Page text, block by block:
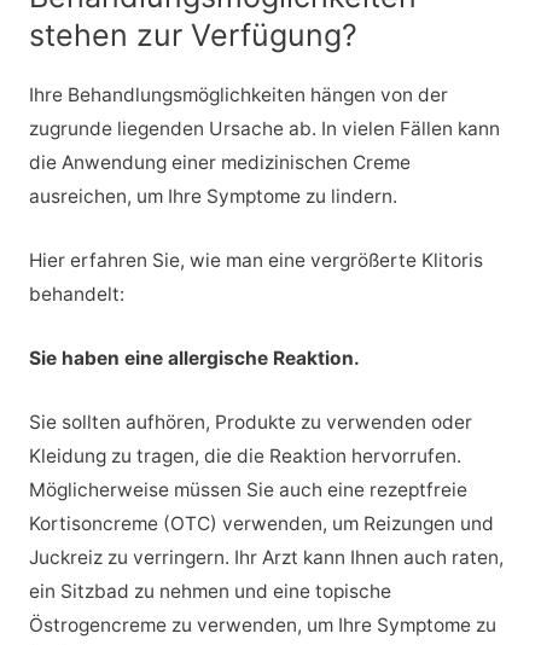
stehen zur Verfügung?
Ihre Behandlungsmöglichkeiten hängen von der
zugrunde liegenden Ursache ab. In vielen Fällen kann
die Anwendung einer medizinischen Creme
ausreichen, um Ihre Symptome zu lindern.
Hier erfahren Sie, wie man eine vergrößerte Klitoris
behandelt:
Sie haben eine allergische Reaktion.
Sie sollten aufhören, Produkte zu verwenden oder
Kleidung zu tragen, die die Reaktion hervorrufen.
Möglicherweise müssen Sie auch eine rezeptfreie
Kortisoncreme (OTC) verwenden, um Reizungen und
Juckreiz zu verringern. Ihr Arzt kann Ihnen auch raten,
ein Sitzbad zu nehmen und eine topische
Östrogencreme zu verwenden, um Ihre Symptome zu